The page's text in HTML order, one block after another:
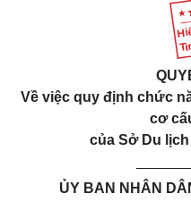
Về việc quy định chức
cơ
của Sở Du
ỦY BAN NHÂN